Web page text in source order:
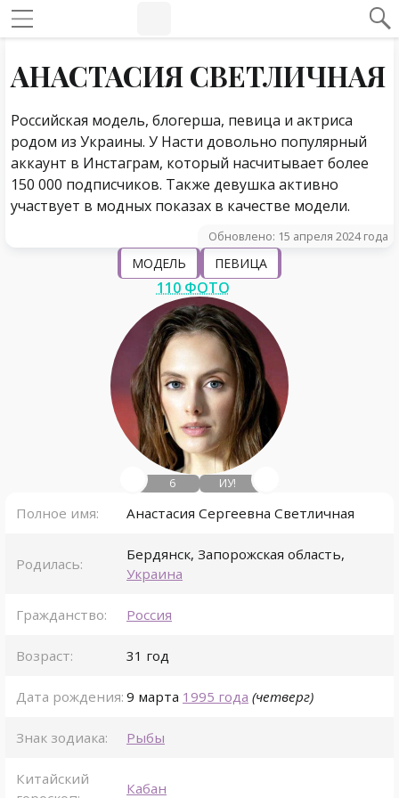
АНАСТАСИЯ СВЕТЛИЧНАЯ
Российская модель, блогерша, певица и актриса
родом из Украины. У Насти довольно популярный
аккаунт в Инстаграм, который насчитывает более
150 000 подписчиков. Также девушка активно
участвует в модных показах в качестве модели.
Обновлено: 15 апреля 2024 года
МОДЕЛЬ ПЕВИЦА
110 ФОТО
6 ИУ!
Полное имя: Анастасия Сергеевна Светличная
Родилась:
Бердянск, Запорожская область,
Украина
Гражданство: Россия
Возраст: 31 год
Дата рождения: 9 марта 1995 года (четверг)
Знак зодиака: Рыбы
Китайский
Кабан